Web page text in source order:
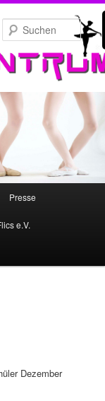
Presse
e.V.
Dezember